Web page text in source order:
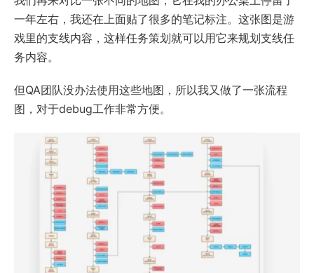
一年左右，我还在上面贴了很多的笔记标注。这张图是游
戏里的支线内容，这样任务策划就可以用它来规划支线任
务内容。
但QA团队没办法使用这些地图，所以我又做了一张流程
图，对于debug工作非常方便。